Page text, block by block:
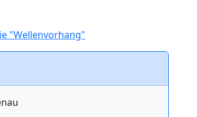
"Wellenvorhang"